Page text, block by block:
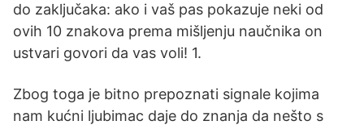
do zaključaka: ako i vaš pas pokazuje neki od
ovih 10 znakova prema mišljenju naučnika on
ustvari govori da vas voli! 1.
Zbog toga je bitno prepoznati signale kojima
nam kućni ljubimac daje do znanja da nešto s